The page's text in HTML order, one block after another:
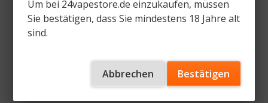
Um bei 24vapestore.de einzukaufen, müssen
Sie bestätigen, dass Sie mindestens 18 Jahre alt
sind.
Abbrechen Bestätigen